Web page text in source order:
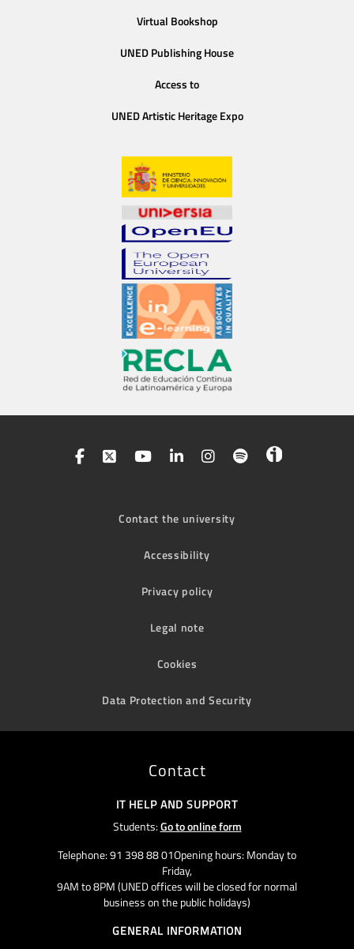
Virtual Bookshop
UNED Publishing House
Access to
UNED Artistic Heritage Expo
Contact the university
Accessibility
Privacy policy
Legal note
Cookies
Data Protection and Security
Contact
IT HELP AND SUPPORT
Students:Go to online form
Telephone: 91 398 88 01Opening hours: Monday to
Friday,
9AM to 8PM (UNED offices will be closed for normal
business on the public holidays)
GENERAL INFORMATION